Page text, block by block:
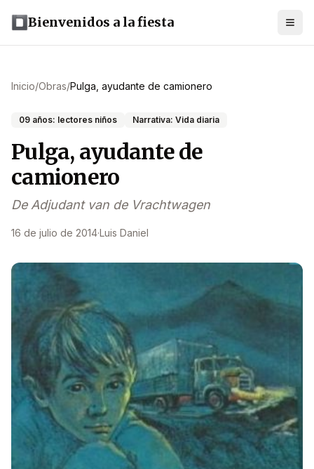
Bienvenidos a la fiesta
Inicio/Obras/Pulga, ayudante de camionero
09 años: lectores niños Narrativa: Vida diaria
Pulga, ayudante de
camionero
De Adjudant van de Vrachtwagen
16 de julio de 2014·Luis Daniel